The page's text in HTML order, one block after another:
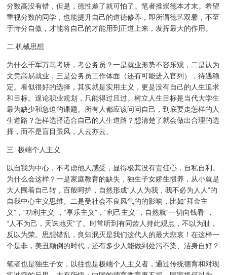
分数高没有错，但是，德性差了就可怕了。笔者推崇德本才末。希望
重视分数的同学，也能提升自己的道德修养，即所谓德艺双馨，不至
于恃分自傲，才能将自己的才能用到正道上来，发挥最大的作用。
二.机械思想
为什么千军万马考研，考公务员？一是就业形势不容乐观，二是认为
文凭高易就业，三是公务员工作体面（还有可能进入官列），待遇稳
定。看似很好的选择，其实就是实用主义，更是没有自己的人生追求
和目标。遑论职业规划，只能得过且过。树立人生目标是当代大学生
最为缺少和急迫的课题。所有人都应该问问自己，到底要走怎样的人
生道路？怎样选择适合自己的人生道路？想清楚了就会做出合理的选
择，而不是盲目跟风，人云亦云。
三. 极端个人主义
以自我为中心，不考虑他人感受，显得极其没有责任心，自私自利。
为什么会这样？一是家庭教育的缺失，独生子女娇生惯养，从小就是
大人围着自己转，百般呵护，自然形成“人人为我，我不必为人人”的
自我中心主义思维。二是受社会不良风气的的影响，比如“拜金主
义”，“功利主义”，“享乐主义”，“利己主义”，自然就“一切向钱看”，
“人不为己，天诛地灭”了。时常听到有同龄人持此观点，不以为耻，
反以为荣。思想错乱，良知泯灭是我们这代人的最大悲哀！在这样一
个是非，美丑颠倒的时代，还有多少人能做到处污不染、洁身自好？
笔者也是独生子女，以往也是极端个人主义者，通过传统德育和对现